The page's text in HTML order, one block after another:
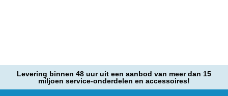
Levering binnen 48 uur uit een aanbod van meer dan 15
miljoen service-onderdelen en accessoires!